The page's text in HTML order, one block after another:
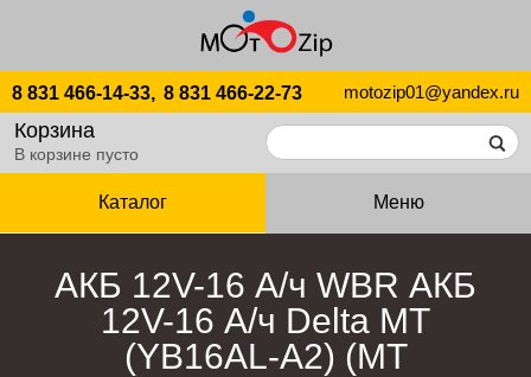
8 831 466-14-33, 8 831 466-22-73 motozip01@yandex.ru
Корзина
В корзине пусто
Каталог Меню
АКБ 12V-16 А/ч WBR АКБ
12V-16 А/ч Delta МТ
(YB16AL-A2) (МT